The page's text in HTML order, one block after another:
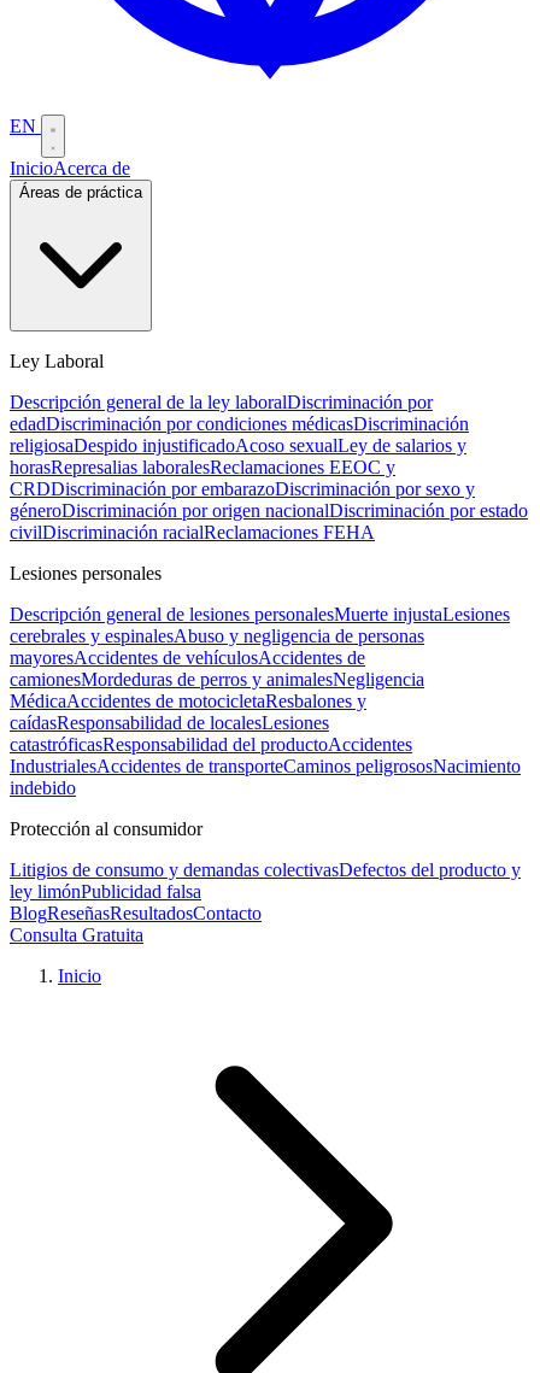
EN
InicioAcerca de
Áreas de práctica
Ley Laboral
Descripción general de la ley laboralDiscriminación por
edadDiscriminación por condiciones médicasDiscriminación
religiosaDespido injustificadoAcoso sexualLey de salarios y
horasRepresalias laboralesReclamaciones EEOC y
CRDDiscriminación por embarazoDiscriminación por sexo y
géneroDiscriminación por origen nacionalDiscriminación por estado
civilDiscriminación racialReclamaciones FEHA
Lesiones personales
Descripción general de lesiones personalesMuerte injustaLesiones
cerebrales y espinalesAbuso y negligencia de personas
mayoresAccidentes de vehículosAccidentes de
camionesMordeduras de perros y animalesNegligencia
MédicaAccidentes de motocicletaResbalones y
caídasResponsabilidad de localesLesiones
catastróficasResponsabilidad del productoAccidentes
IndustrialesAccidentes de transporteCaminos peligrososNacimiento
indebido
Protección al consumidor
Litigios de consumo y demandas colectivasDefectos del producto y
ley limónPublicidad falsa
BlogReseñasResultadosContacto
Consulta Gratuita
Inicio